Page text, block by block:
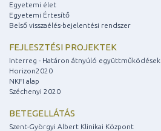
Egyetemi élet
Egyetemi Értesítő
Belső visszaélés-bejelentési rendszer
FEJLESZTÉSI PROJEKTEK
Interreg - Határon átnyúló együttműködések
Horizon2020
NKFI alap
Széchenyi 2020
BETEGELLÁTÁS
Szent-Györgyi Albert Klinikai Központ